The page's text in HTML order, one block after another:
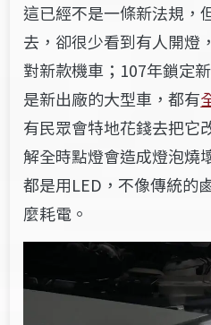
這已經不是一條新法規，
去，卻很少看到有人開燈
對新款機車；107年鎖定
是新出廠的大型車，都有
有民眾會特地花錢去把它
解全時點燈會造成燈泡燒
都是用LED，不像傳統的
麼耗電。